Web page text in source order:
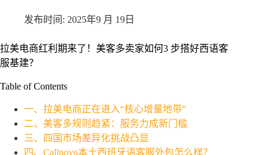
2025年9 月 19日
拉美电商红利期来了！美客多卖家如何3 步搭好西语客
服基建？
Table of Contents
一、拉美电商正在进入“核心增量地带”
二、美客多规则趋紧：服务力成新门槛
三、四国市场差异化挑战凸显
四、Callnovo本土西班牙语客服外包怎么样？